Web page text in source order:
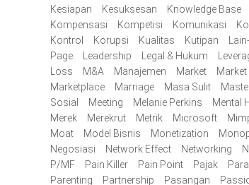
Kesiapan
Kesuksesan Knowledge Base
Kompensasi
Kompetisi Komunikasi
Kontrol
Korupsi Kualitas Kutipan
Page
Leadership Legal & Hukum
Loss
M&A Manajemen Market
Marketplace
Marriage Masa Sulit
Sosial
Meeting Melanie Perkins
Mental
Merek
Merekrut Metrik Microsoft
Moat
Model Bisnis Monetization
Negosiasi
Network Effect Networking
P/MF
Pain Killer Pain Point Pajak
Parenting
Partnership Pasangan